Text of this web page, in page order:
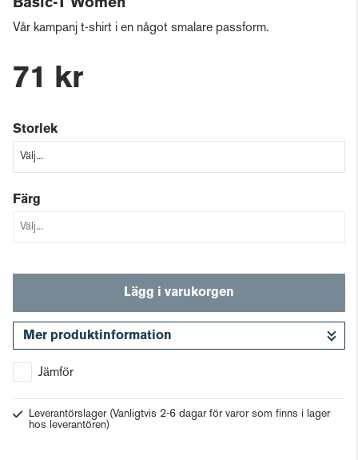
Basic-T Women
Vår kampanj t-shirt i en något smalare passform.
71 kr
Storlek
Färg
Lägg i varukorgen
Mer produktinformation
Jämför
Leverantörslager (Vanligtvis 2-6 dagar för varor som finns i lager
hos leverantören)